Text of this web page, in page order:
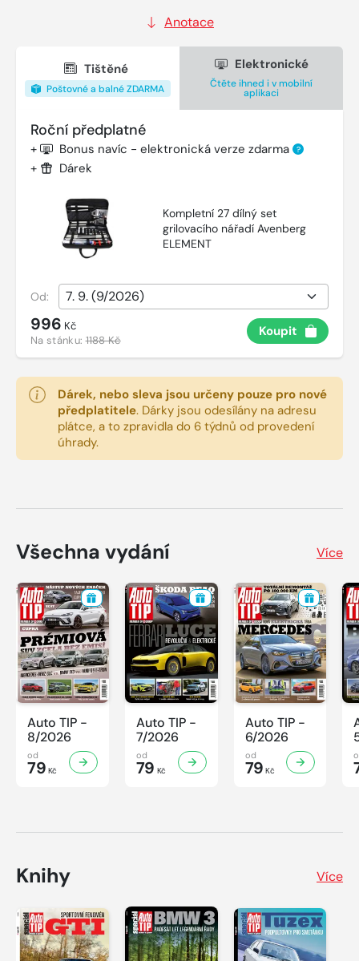
Anotace
Tištěné
Poštovné a balné ZDARMA
Elektronické
Čtěte ihned i v mobilní
aplikaci
Roční předplatné
+ Bonus navíc - elektronická verze zdarma ?
+ Dárek
Kompletní 27 dílný set
grilovacího nářadí Avenberg
ELEMENT
Od:
996 Kč
Na stánku:1188 Kč
Koupit
Dárek, nebo sleva jsou určeny pouze pro nové
předplatitele. Dárky jsou odesílány na adresu
plátce, a to zpravidla do 6 týdnů od provedení
úhrady.
Všechna vydání Více
Auto TIP -
8/2026
od
79 Kč
Auto TIP -
7/2026
od
79 Kč
Auto TIP -
6/2026
od
79 Kč
Knihy Více